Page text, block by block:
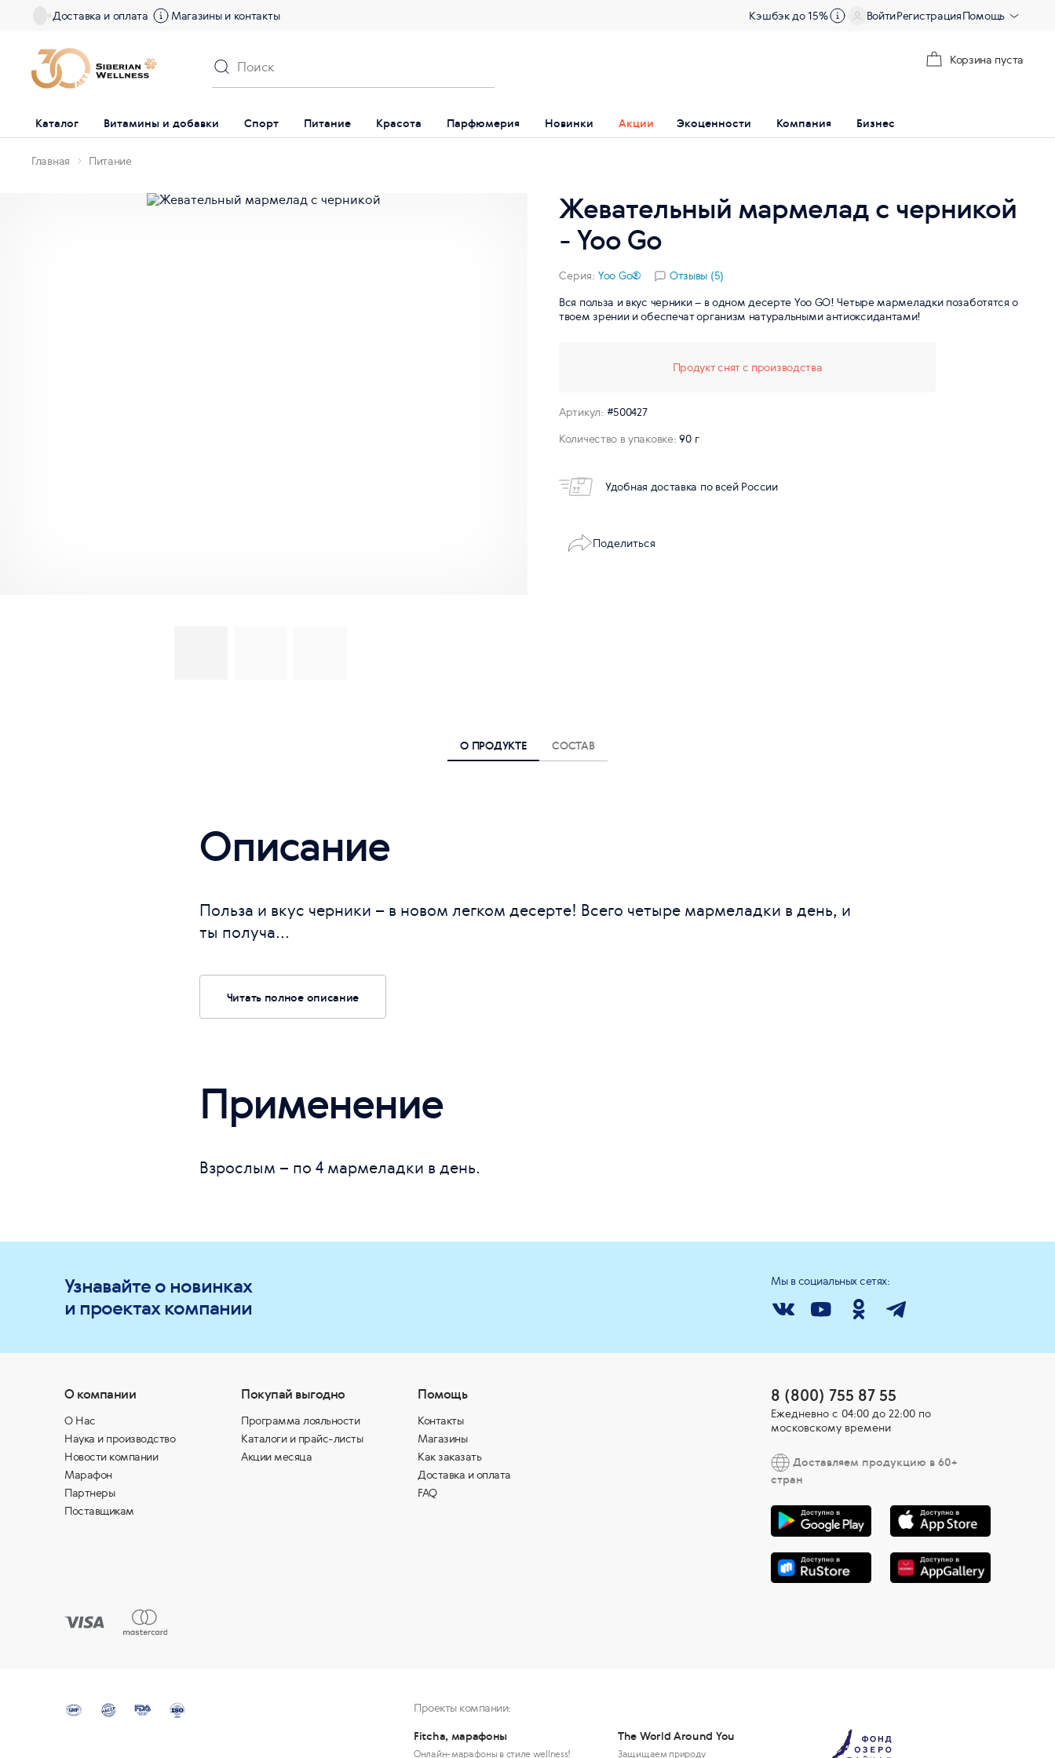
Доставка и оплата Магазины и контакты Кэшбэк до 15% ВойтиРегистрацияПомощь
Корзина пуста
Каталог Витамины и добавки Спорт Питание Красота Парфюмерия Новинки Акции Экоценности Компания Бизнес
Главная Питание
Жевательный мармелад с черникой
- Yoo Gо
Серия: Yoo Gо®
Отзывы (5)
Вся польза и вкус черники – в одном десерте Yoo GO! Четыре мармеладки позаботятся о
твоем зрении и обеспечат организм натуральными антиоксидантами!
Продукт снят с производства
Артикул: #500427
Количество в упаковке: 90 г
Удобная доставка по всей России
Поделиться
О ПРОДУКТЕ СОСТАВ
Описание
Польза и вкус черники – в новом легком десерте! Всего четыре мармеладки в день, и
ты получа...
Читать полное описание
Применение
Взрослым – по 4 мармеладки в день.
Узнавайте о новинках
и проектах компании
Мы в социальных сетях:
О компании
О Нас
Наука и производство
Новости компании
Марафон
Партнеры
Поставщикам
Покупай выгодно
Программа лояльности
Каталоги и прайс-листы
Акции месяца
Помощь
Контакты
Магазины
Как заказать
Доставка и оплата
FAQ
8 (800) 755 87 55
Ежедневно c 04:00 до 22:00 по
московскому времени
Доставляем продукцию в 60+
стран
Проекты компании:
Fitcha, марафоны
Онлайн-марафоны в стиле wellness!
The World Around You
Защищаем природу